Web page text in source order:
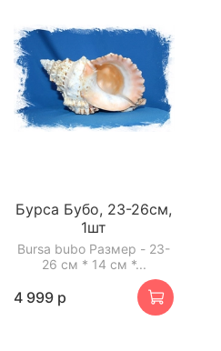
Бурса Бубо, 23-26см,
1шт
Bursa bubo Размер - 23-
26 см * 14 см *...
4 999 р